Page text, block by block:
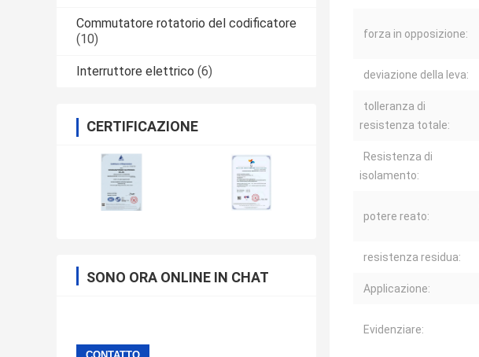
Commutatore rotatorio del codificatore
(10)
Interruttore elettrico (6)
CERTIFICAZIONE
SONO ORA ONLINE IN CHAT
forza in opposizione:
deviazione della leva:
tolleranza di
resistenza totale:
Resistenza di
isolamento:
potere reato:
resistenza residua:
Applicazione:
Evidenziare: